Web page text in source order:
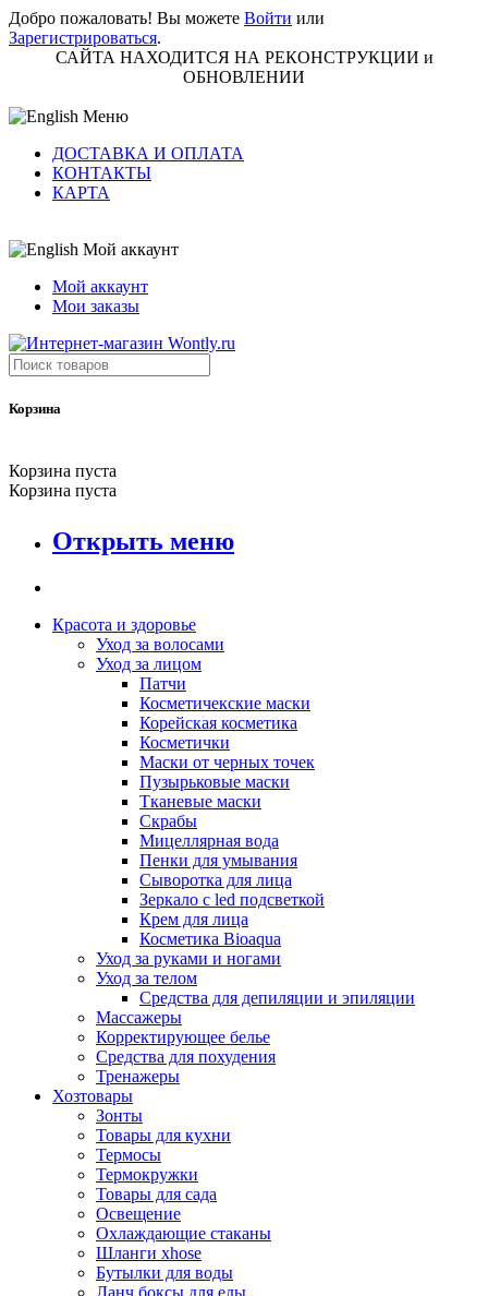
Добро пожаловать! Вы можете Войти или
Зарегистрироваться.
САЙТА НАХОДИТСЯ НА РЕКОНСТРУКЦИИ и
ОБНОВЛЕНИИ
Меню
ДОСТАВКА И ОПЛАТА
КОНТАКТЫ
КАРТА
Мой аккаунт
Мой аккаунт
Мои заказы
Корзина
Корзина пуста
Корзина пуста
Открыть меню
Красота и здоровье
Уход за волосами
Уход за лицом
Патчи
Косметичекские маски
Корейская косметика
Косметички
Маски от черных точек
Пузырьковые маски
Тканевые маски
Скрабы
Мицеллярная вода
Пенки для умывания
Сыворотка для лица
Зеркало с led подсветкой
Крем для лица
Косметика Bioaqua
Уход за руками и ногами
Уход за телом
Средства для депиляции и эпиляции
Массажеры
Корректирующее белье
Средства для похудения
Тренажеры
Хозтовары
Зонты
Товары для кухни
Термосы
Термокружки
Товары для сада
Освещение
Охлаждающие стаканы
Шланги xhose
Бутылки для воды